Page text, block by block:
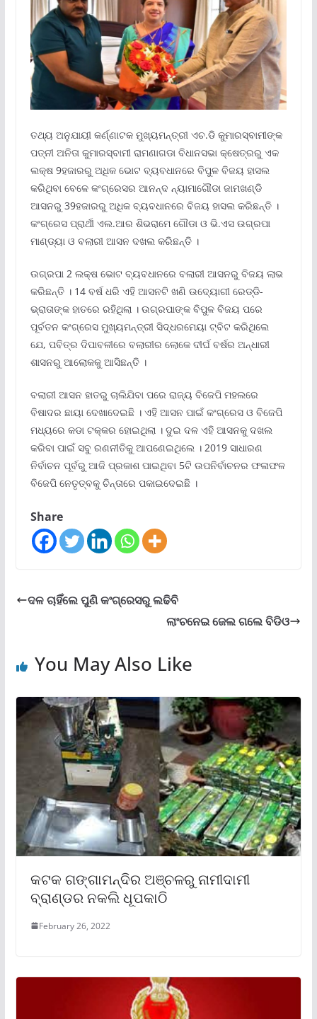
ତଥ୍ୟ ଅନୁଯାୟୀ କର୍ଣ୍ଣାଟକ ମୁଖ୍ୟମନ୍ତ୍ରୀ ଏଚ.ଡି କୁମାରସ୍ବାମୀଙ୍କ
ପତ୍ନୀ ଅନିତା କୁମାରସ୍ବାମୀ ରାମଣାଗଡା ବିଧାନସଭା କ୍ଷେତ୍ରରୁ ଏକ
ଲକ୍ଷ 9ହଜାରରୁ ଅଧିକ ଭୋଟ ବ୍ୟବଧାନରେ ବିପୁଳ ବିଜୟ ହାସଲ
କରିଥିବା ବେଳେ କଂଗ୍ରେସର ଆନନ୍ଦ ନ୍ୟାମାଗୌଡା ଜାମଖଣ୍ଡି
ଆସନରୁ 39ହଜାରରୁ ଅଧିକ ବ୍ୟବଧାନରେ ବିଜୟ ହାସଲ କରିଛନ୍ତି ।
କଂଗ୍ରେସ ପ୍ରାର୍ଥୀ ଏଲ.ଆର ଶିଭରାମେ ଗୌଡା ଓ ଭି.ଏସ ଉଗ୍ରପା
ମାଣ୍ଡ୍ୟା ଓ ବଲାରୀ ଆସନ ଦଖଲ କରିଛନ୍ତି ।
ଉଗ୍ରପା 2 ଲକ୍ଷ ଭୋଟ ବ୍ୟବଧାନରେ ବଲାରୀ ଆସନରୁ ବିଜୟ ଲାଭ
କରିଛନ୍ତି । 14 ବର୍ଷ ଧରି ଏହି ଆସନଟି ଖଣି ଉଦ୍ୟୋଗୀ ରେଡ୍ଡି-
ଭ୍ରାତାଙ୍କ ହାତରେ ରହିଥିଲା । ଉଗ୍ରପାଙ୍କ ବିପୁଳ ବିଜୟ ପରେ
ପୂର୍ବତନ କଂଗ୍ରେସ ମୁଖ୍ୟମନ୍ତ୍ରୀ ସିଦ୍ଧରମେୟା ଟ୍ବିଟ କରିଥିଲେ
ଯେ, ପବିତ୍ର ଦିପାବଳୀରେ ବଲାରୀର ଲୋକେ ଦୀର୍ଘ ବର୍ଷର ଅନ୍ଧାରୀ
ଶାସନରୁ ଆଲୋକକୁ ଆସିଛନ୍ତି ।
ବଲାରୀ ଆସନ ହାତରୁ ଚାଲିଯିବା ପରେ ରାଜ୍ୟ ବିଜେପି ମହଲରେ
ବିଷାଦର ଛାୟା ଦେଖାଦେଇଛି । ଏହି ଆସନ ପାଇଁ କଂଗ୍ରେସ ଓ ବିଜେପି
ମଧ୍ୟରେ କଡା ଟକ୍କର ହୋଇଥିଲା । ଦୁଇ ଦଳ ଏହି ଆସନକୁ ଦଖଲ
କରିବା ପାଇଁ ସବୁ ରଣନୀତିକୁ ଆପଣେଇଥିଲେ । 2019 ସାଧାରଣ
ନିର୍ବାଚନ ପୂର୍ବରୁ ଆଜି ପ୍ରକାଶ ପାଇଥିବା 5ଟି ଉପନିର୍ବାଚନର ଫଳାଫଳ
ବିଜେପି ନେତୃତ୍ବକୁ ଚିନ୍ତାରେ ପକାଇଦେଇଛି ।
Share
ଦଳ ଚାହିଁଲେ ପୁଣି କଂଗ୍ରେସରୁ ଲଢିବି
ଲାଂଚନେଇ ଜେଲ ଗଲେ ବିଡିଓ
You May Also Like
କଟକ ଗଙ୍ଗାମନ୍ଦିର ଅଞ୍ଚଳରୁ ନାମୀଦାମୀ
ବ୍ରାଣ୍ଡର ନକଲି ଧୂପକାଠି
February 26, 2022